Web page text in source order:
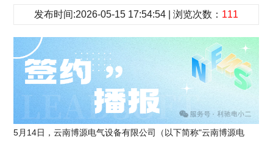
发布时间:2026-05-15 17:54:54 | 浏览次数： 111
5月14日，云南博源电气设备有限公司（以下简称"云南博源电